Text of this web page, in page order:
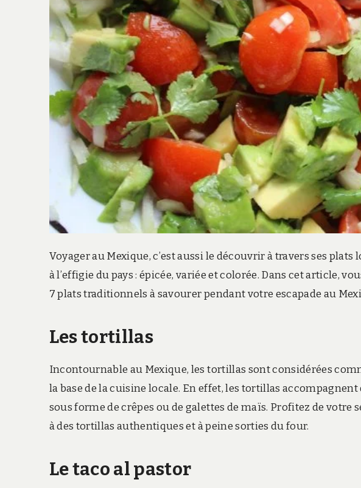
Voyager au Mexique, c’est aussi le découvrir à travers ses
à l’effigie du pays : épicée, variée et colorée. Dans cet article,
7 plats traditionnels à savourer pendant votre escapade au
Les tortillas
Incontournable au Mexique, les tortillas sont considérées
la base de la cuisine locale. En effet, les tortillas
sous forme de crêpes ou de galettes de maïs. Profitez de votre
à des tortillas authentiques et à peine sorties du four.
Le taco al pastor